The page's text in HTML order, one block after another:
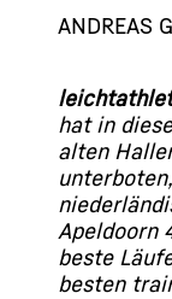
ANDREAS
hat in
alten
Apeldoorn
beste
besten